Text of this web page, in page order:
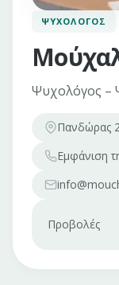
ΨΥΧΟΛΌΓΟΣ
Ψυχολόγος –
Πανδώρας
Εμφάνιση
Προβολές